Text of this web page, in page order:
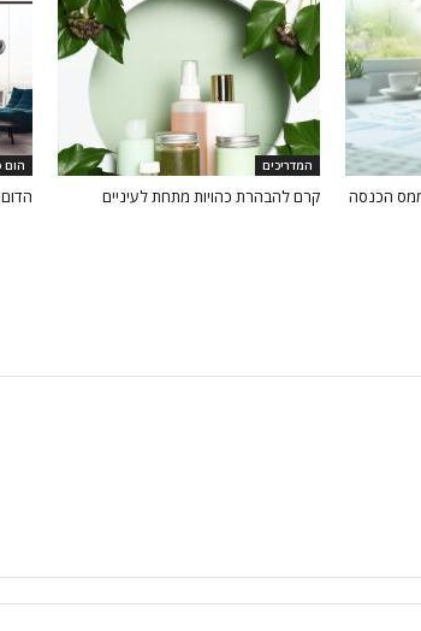
הכנסה
המדריכים
קרם להבהרת כהויות מתחת לעיניים
הום